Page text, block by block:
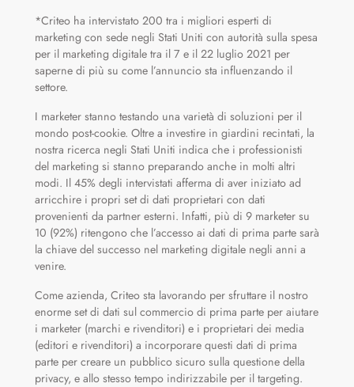
*Criteo ha intervistato 200 tra i migliori esperti di
marketing con sede negli Stati Uniti con autorità sulla spesa
per il marketing digitale tra il 7 e il 22 luglio 2021 per
saperne di più su come l’annuncio sta influenzando il
settore.
I marketer stanno testando una varietà di soluzioni per il
mondo post-cookie. Oltre a investire in giardini recintati, la
nostra ricerca negli Stati Uniti indica che i professionisti
del marketing si stanno preparando anche in molti altri
modi. Il 45% degli intervistati afferma di aver iniziato ad
arricchire i propri set di dati proprietari con dati
provenienti da partner esterni. Infatti, più di 9 marketer su
10 (92%) ritengono che l’accesso ai dati di prima parte sarà
la chiave del successo nel marketing digitale negli anni a
venire.
Come azienda, Criteo sta lavorando per sfruttare il nostro
enorme set di dati sul commercio di prima parte per aiutare
i marketer (marchi e rivenditori) e i proprietari dei media
(editori e rivenditori) a incorporare questi dati di prima
parte per creare un pubblico sicuro sulla questione della
privacy, e allo stesso tempo indirizzabile per il targeting.